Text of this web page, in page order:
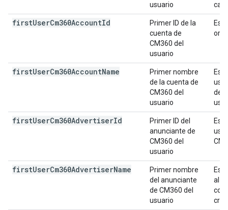
usuario
firstUserCm360AccountId
Primer ID de la
cuenta de
CM360 del
usuario
Es
firstUserCm360AccountName
Primer nombre
de la cuenta de
CM360 del
usuario
Es
de
firstUserCm360AdvertiserId
Primer ID del
anunciante de
CM360 del
usuario
Es
firstUserCm360AdvertiserName
Primer nombre
del anunciante
de CM360 del
usuario
Es
al